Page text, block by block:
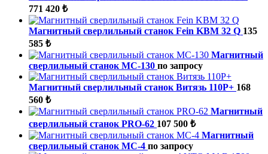
771 420 ₺
Магнитный сверлильный станок Fein KBM 32 Q 135
585 ₺
Магнитный
сверлильный станок МС-130 по запросу
Магнитный сверлильный станок Витязь 110Р+ 168
560 ₺
Магнитный
сверлильный станок PRO-62 107 500 ₺
Магнитный
сверлильный станок МС-4 по запросу